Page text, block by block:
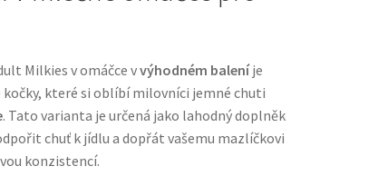
Milkies v omáčce vvýhodném baleníje
které si oblíbí milovníci jemné chuti
. Tato varianta je určená jako lahodný doplněk
chuť k jídlu a dopřát vašemu mazlíčkovi
konzistencí.